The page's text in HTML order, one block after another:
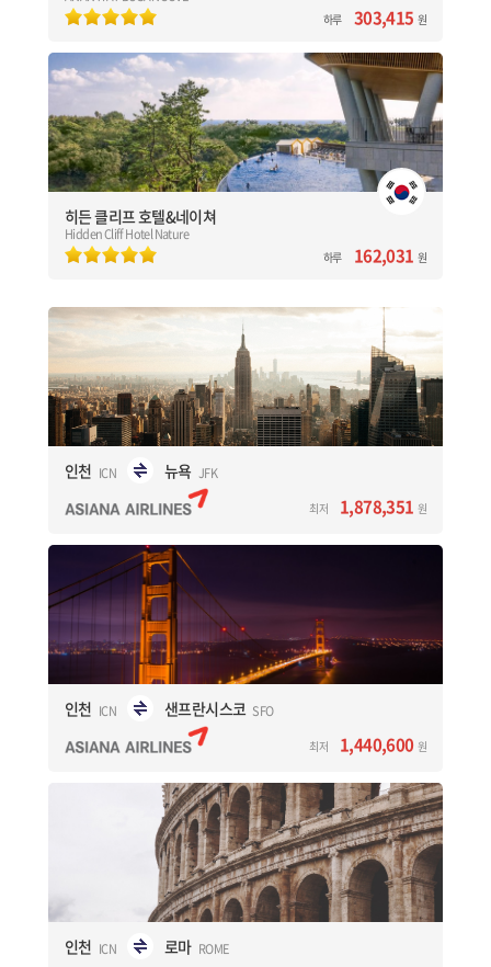
하루 303,415 원
히든 클리프 호텔&네이쳐
Hidden Cliff Hotel Nature
하루 162,031 원
히든 클리프 호텔&네이쳐
Hidden Cliff Hotel Nature
[대한민국] 제주(Jeju)
생태보고의 마을 예래 위치한 자연친화적인 호텔
총 250 객실 / 270도 파노라마 전망을 감상할 수 있는 레스토랑
국내 최대 47m 인피티니풀
인천 ICN 뉴욕 JFK
최저 1,878,351 원
인천
ICN
1,878,351
뉴욕 직항 노선
14시간 05분 소요
인천 ICN 샌프란시스코 SFO
최저 1,440,600 원
최저
1,440,600
원
샌프란시스코 직항 노선
10시간 20분 소요
인천 ICN 로마 ROME
인천
ICN
로마
ROME
최저
헬싱키 경유 노선 (인천>헬싱키>로마)
19시간 05분 소요